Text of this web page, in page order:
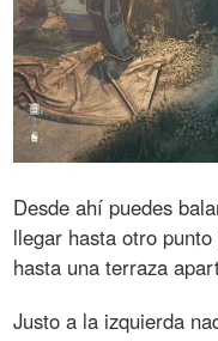
Desde ahí puedes
llegar hasta otro
hasta una terraza
Justo a la izquierda